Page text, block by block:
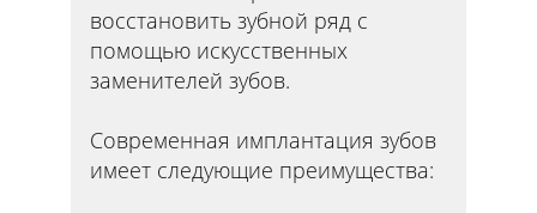
восстановить зубной ряд с
помощью искусственных
заменителей зубов.
Современная имплантация зубов
имеет следующие преимущества: